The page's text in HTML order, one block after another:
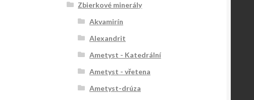
Zbierkové minerály
Akvamirín
Alexandrit
Ametyst - Katedrální
Ametyst - vřetena
Ametyst-drúza